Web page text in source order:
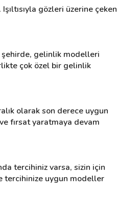
gözleri üzerine çeken
şehirde, gelinlik modelleri
çok özel bir gelinlik
olarak son derece uygun
fırsat yaratmaya devam
tercihiniz varsa, sizin için
tercihinize uygun modeller